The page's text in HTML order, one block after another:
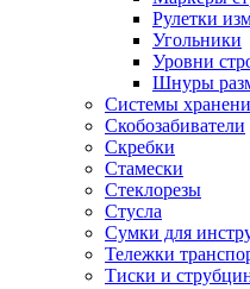
Рулетки
Угольники
Уровни
Шнуры
Системы
Скобозабиватели
Скребки
Стамески
Стеклорезы
Стусла
Сумки для
Тележки
Тиски и